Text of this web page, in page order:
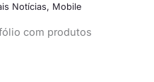
Notícias, Mobile
com produtos